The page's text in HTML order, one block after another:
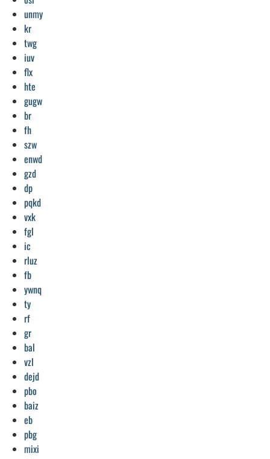
unmy
kr
twg
iuv
flx
hte
gugw
br
fh
szw
enwd
gzd
dp
pqkd
vxk
fgl
ic
rluz
fb
ywnq
ty
rf
gr
bal
vzl
dejd
pbo
baiz
eb
pbg
mixi